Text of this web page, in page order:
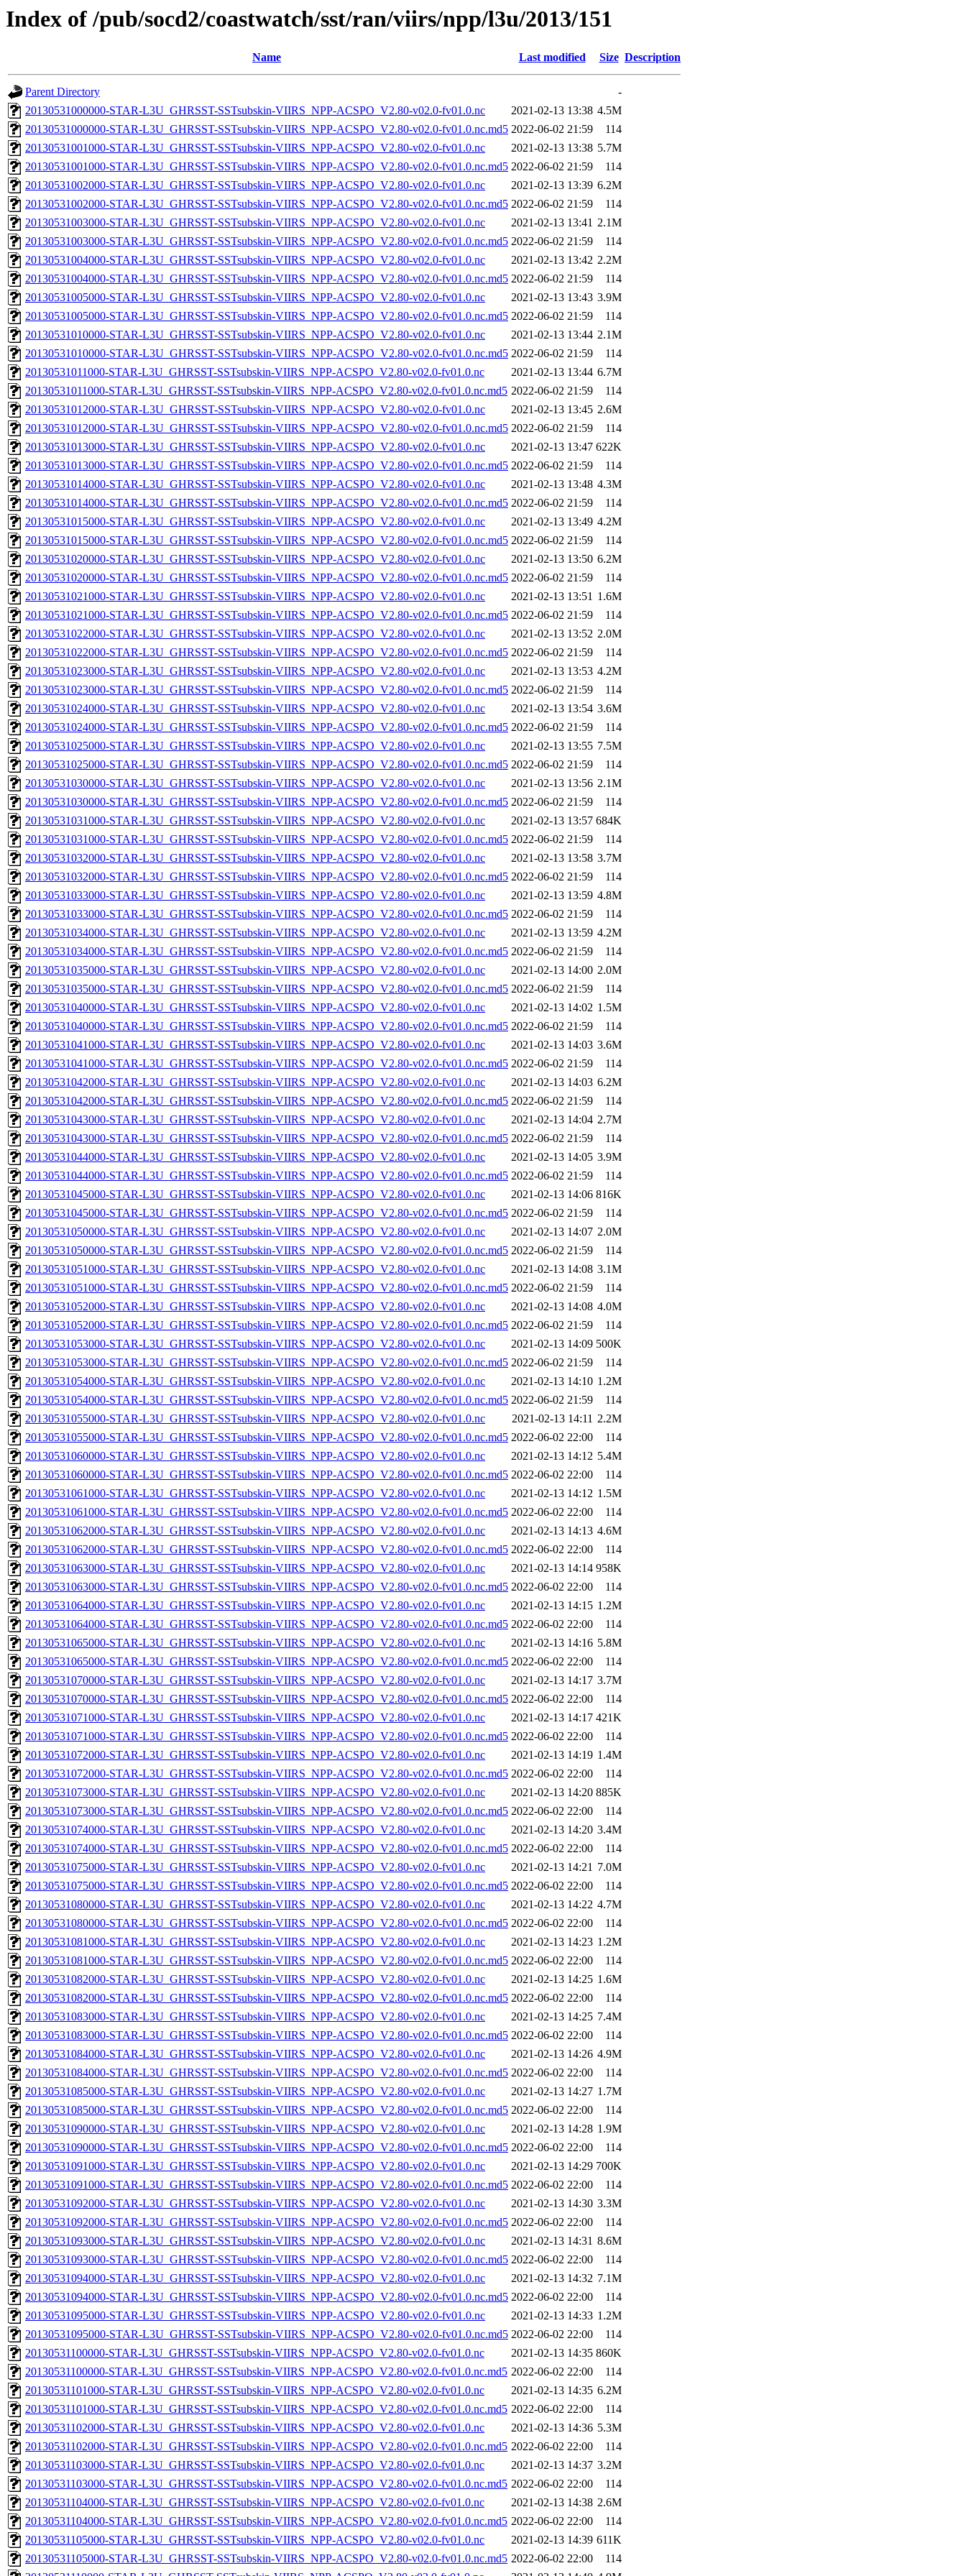
Index of /pub/socd2/coastwatch/sst/ran/viirs/npp/l3u/2013/151
Name Last modified Size Description
Parent Directory
-
20130531000000-STAR-L3U_GHRSST-SSTsubskin-VIIRS_NPP-ACSPO_V2.80-v02.0-fv01.0.nc
2021-02-13 13:38 4.5M
20130531000000-STAR-L3U_GHRSST-SSTsubskin-VIIRS_NPP-ACSPO_V2.80-v02.0-fv01.0.nc.md5 2022-06-02 21:59
114
20130531001000-STAR-L3U_GHRSST-SSTsubskin-VIIRS_NPP-ACSPO_V2.80-v02.0-fv01.0.nc
2021-02-13 13:38 5.7M
20130531001000-STAR-L3U_GHRSST-SSTsubskin-VIIRS_NPP-ACSPO_V2.80-v02.0-fv01.0.nc.md5 2022-06-02 21:59
114
20130531002000-STAR-L3U_GHRSST-SSTsubskin-VIIRS_NPP-ACSPO_V2.80-v02.0-fv01.0.nc
2021-02-13 13:39 6.2M
20130531002000-STAR-L3U_GHRSST-SSTsubskin-VIIRS_NPP-ACSPO_V2.80-v02.0-fv01.0.nc.md5 2022-06-02 21:59
114
20130531003000-STAR-L3U_GHRSST-SSTsubskin-VIIRS_NPP-ACSPO_V2.80-v02.0-fv01.0.nc
2021-02-13 13:41 2.1M
20130531003000-STAR-L3U_GHRSST-SSTsubskin-VIIRS_NPP-ACSPO_V2.80-v02.0-fv01.0.nc.md5 2022-06-02 21:59
114
20130531004000-STAR-L3U_GHRSST-SSTsubskin-VIIRS_NPP-ACSPO_V2.80-v02.0-fv01.0.nc
2021-02-13 13:42 2.2M
20130531004000-STAR-L3U_GHRSST-SSTsubskin-VIIRS_NPP-ACSPO_V2.80-v02.0-fv01.0.nc.md5 2022-06-02 21:59
114
20130531005000-STAR-L3U_GHRSST-SSTsubskin-VIIRS_NPP-ACSPO_V2.80-v02.0-fv01.0.nc
2021-02-13 13:43 3.9M
20130531005000-STAR-L3U_GHRSST-SSTsubskin-VIIRS_NPP-ACSPO_V2.80-v02.0-fv01.0.nc.md5 2022-06-02 21:59
114
20130531010000-STAR-L3U_GHRSST-SSTsubskin-VIIRS_NPP-ACSPO_V2.80-v02.0-fv01.0.nc
2021-02-13 13:44 2.1M
20130531010000-STAR-L3U_GHRSST-SSTsubskin-VIIRS_NPP-ACSPO_V2.80-v02.0-fv01.0.nc.md5 2022-06-02 21:59
114
20130531011000-STAR-L3U_GHRSST-SSTsubskin-VIIRS_NPP-ACSPO_V2.80-v02.0-fv01.0.nc
2021-02-13 13:44 6.7M
20130531011000-STAR-L3U_GHRSST-SSTsubskin-VIIRS_NPP-ACSPO_V2.80-v02.0-fv01.0.nc.md5 2022-06-02 21:59
114
20130531012000-STAR-L3U_GHRSST-SSTsubskin-VIIRS_NPP-ACSPO_V2.80-v02.0-fv01.0.nc
2021-02-13 13:45 2.6M
20130531012000-STAR-L3U_GHRSST-SSTsubskin-VIIRS_NPP-ACSPO_V2.80-v02.0-fv01.0.nc.md5 2022-06-02 21:59
114
20130531013000-STAR-L3U_GHRSST-SSTsubskin-VIIRS_NPP-ACSPO_V2.80-v02.0-fv01.0.nc
2021-02-13 13:47 622K
20130531013000-STAR-L3U_GHRSST-SSTsubskin-VIIRS_NPP-ACSPO_V2.80-v02.0-fv01.0.nc.md5 2022-06-02 21:59
114
20130531014000-STAR-L3U_GHRSST-SSTsubskin-VIIRS_NPP-ACSPO_V2.80-v02.0-fv01.0.nc
2021-02-13 13:48 4.3M
20130531014000-STAR-L3U_GHRSST-SSTsubskin-VIIRS_NPP-ACSPO_V2.80-v02.0-fv01.0.nc.md5 2022-06-02 21:59
114
20130531015000-STAR-L3U_GHRSST-SSTsubskin-VIIRS_NPP-ACSPO_V2.80-v02.0-fv01.0.nc
2021-02-13 13:49 4.2M
20130531015000-STAR-L3U_GHRSST-SSTsubskin-VIIRS_NPP-ACSPO_V2.80-v02.0-fv01.0.nc.md5 2022-06-02 21:59
114
20130531020000-STAR-L3U_GHRSST-SSTsubskin-VIIRS_NPP-ACSPO_V2.80-v02.0-fv01.0.nc
2021-02-13 13:50 6.2M
20130531020000-STAR-L3U_GHRSST-SSTsubskin-VIIRS_NPP-ACSPO_V2.80-v02.0-fv01.0.nc.md5 2022-06-02 21:59
114
20130531021000-STAR-L3U_GHRSST-SSTsubskin-VIIRS_NPP-ACSPO_V2.80-v02.0-fv01.0.nc
2021-02-13 13:51 1.6M
20130531021000-STAR-L3U_GHRSST-SSTsubskin-VIIRS_NPP-ACSPO_V2.80-v02.0-fv01.0.nc.md5 2022-06-02 21:59
114
20130531022000-STAR-L3U_GHRSST-SSTsubskin-VIIRS_NPP-ACSPO_V2.80-v02.0-fv01.0.nc
2021-02-13 13:52 2.0M
20130531022000-STAR-L3U_GHRSST-SSTsubskin-VIIRS_NPP-ACSPO_V2.80-v02.0-fv01.0.nc.md5 2022-06-02 21:59
114
20130531023000-STAR-L3U_GHRSST-SSTsubskin-VIIRS_NPP-ACSPO_V2.80-v02.0-fv01.0.nc
2021-02-13 13:53 4.2M
20130531023000-STAR-L3U_GHRSST-SSTsubskin-VIIRS_NPP-ACSPO_V2.80-v02.0-fv01.0.nc.md5 2022-06-02 21:59
114
20130531024000-STAR-L3U_GHRSST-SSTsubskin-VIIRS_NPP-ACSPO_V2.80-v02.0-fv01.0.nc
2021-02-13 13:54 3.6M
20130531024000-STAR-L3U_GHRSST-SSTsubskin-VIIRS_NPP-ACSPO_V2.80-v02.0-fv01.0.nc.md5 2022-06-02 21:59
114
20130531025000-STAR-L3U_GHRSST-SSTsubskin-VIIRS_NPP-ACSPO_V2.80-v02.0-fv01.0.nc
2021-02-13 13:55 7.5M
20130531025000-STAR-L3U_GHRSST-SSTsubskin-VIIRS_NPP-ACSPO_V2.80-v02.0-fv01.0.nc.md5 2022-06-02 21:59
114
20130531030000-STAR-L3U_GHRSST-SSTsubskin-VIIRS_NPP-ACSPO_V2.80-v02.0-fv01.0.nc
2021-02-13 13:56 2.1M
20130531030000-STAR-L3U_GHRSST-SSTsubskin-VIIRS_NPP-ACSPO_V2.80-v02.0-fv01.0.nc.md5 2022-06-02 21:59
114
20130531031000-STAR-L3U_GHRSST-SSTsubskin-VIIRS_NPP-ACSPO_V2.80-v02.0-fv01.0.nc
2021-02-13 13:57 684K
20130531031000-STAR-L3U_GHRSST-SSTsubskin-VIIRS_NPP-ACSPO_V2.80-v02.0-fv01.0.nc.md5 2022-06-02 21:59
114
20130531032000-STAR-L3U_GHRSST-SSTsubskin-VIIRS_NPP-ACSPO_V2.80-v02.0-fv01.0.nc
2021-02-13 13:58 3.7M
20130531032000-STAR-L3U_GHRSST-SSTsubskin-VIIRS_NPP-ACSPO_V2.80-v02.0-fv01.0.nc.md5 2022-06-02 21:59
114
20130531033000-STAR-L3U_GHRSST-SSTsubskin-VIIRS_NPP-ACSPO_V2.80-v02.0-fv01.0.nc
2021-02-13 13:59 4.8M
20130531033000-STAR-L3U_GHRSST-SSTsubskin-VIIRS_NPP-ACSPO_V2.80-v02.0-fv01.0.nc.md5 2022-06-02 21:59
114
20130531034000-STAR-L3U_GHRSST-SSTsubskin-VIIRS_NPP-ACSPO_V2.80-v02.0-fv01.0.nc
2021-02-13 13:59 4.2M
20130531034000-STAR-L3U_GHRSST-SSTsubskin-VIIRS_NPP-ACSPO_V2.80-v02.0-fv01.0.nc.md5 2022-06-02 21:59
114
20130531035000-STAR-L3U_GHRSST-SSTsubskin-VIIRS_NPP-ACSPO_V2.80-v02.0-fv01.0.nc
2021-02-13 14:00 2.0M
20130531035000-STAR-L3U_GHRSST-SSTsubskin-VIIRS_NPP-ACSPO_V2.80-v02.0-fv01.0.nc.md5 2022-06-02 21:59
114
20130531040000-STAR-L3U_GHRSST-SSTsubskin-VIIRS_NPP-ACSPO_V2.80-v02.0-fv01.0.nc
2021-02-13 14:02 1.5M
20130531040000-STAR-L3U_GHRSST-SSTsubskin-VIIRS_NPP-ACSPO_V2.80-v02.0-fv01.0.nc.md5 2022-06-02 21:59
114
20130531041000-STAR-L3U_GHRSST-SSTsubskin-VIIRS_NPP-ACSPO_V2.80-v02.0-fv01.0.nc
2021-02-13 14:03 3.6M
20130531041000-STAR-L3U_GHRSST-SSTsubskin-VIIRS_NPP-ACSPO_V2.80-v02.0-fv01.0.nc.md5 2022-06-02 21:59
114
20130531042000-STAR-L3U_GHRSST-SSTsubskin-VIIRS_NPP-ACSPO_V2.80-v02.0-fv01.0.nc
2021-02-13 14:03 6.2M
20130531042000-STAR-L3U_GHRSST-SSTsubskin-VIIRS_NPP-ACSPO_V2.80-v02.0-fv01.0.nc.md5 2022-06-02 21:59
114
20130531043000-STAR-L3U_GHRSST-SSTsubskin-VIIRS_NPP-ACSPO_V2.80-v02.0-fv01.0.nc
2021-02-13 14:04 2.7M
20130531043000-STAR-L3U_GHRSST-SSTsubskin-VIIRS_NPP-ACSPO_V2.80-v02.0-fv01.0.nc.md5 2022-06-02 21:59
114
20130531044000-STAR-L3U_GHRSST-SSTsubskin-VIIRS_NPP-ACSPO_V2.80-v02.0-fv01.0.nc
2021-02-13 14:05 3.9M
20130531044000-STAR-L3U_GHRSST-SSTsubskin-VIIRS_NPP-ACSPO_V2.80-v02.0-fv01.0.nc.md5 2022-06-02 21:59
114
20130531045000-STAR-L3U_GHRSST-SSTsubskin-VIIRS_NPP-ACSPO_V2.80-v02.0-fv01.0.nc
2021-02-13 14:06 816K
20130531045000-STAR-L3U_GHRSST-SSTsubskin-VIIRS_NPP-ACSPO_V2.80-v02.0-fv01.0.nc.md5 2022-06-02 21:59
114
20130531050000-STAR-L3U_GHRSST-SSTsubskin-VIIRS_NPP-ACSPO_V2.80-v02.0-fv01.0.nc
2021-02-13 14:07 2.0M
20130531050000-STAR-L3U_GHRSST-SSTsubskin-VIIRS_NPP-ACSPO_V2.80-v02.0-fv01.0.nc.md5 2022-06-02 21:59
114
20130531051000-STAR-L3U_GHRSST-SSTsubskin-VIIRS_NPP-ACSPO_V2.80-v02.0-fv01.0.nc
2021-02-13 14:08 3.1M
20130531051000-STAR-L3U_GHRSST-SSTsubskin-VIIRS_NPP-ACSPO_V2.80-v02.0-fv01.0.nc.md5 2022-06-02 21:59
114
20130531052000-STAR-L3U_GHRSST-SSTsubskin-VIIRS_NPP-ACSPO_V2.80-v02.0-fv01.0.nc
2021-02-13 14:08 4.0M
20130531052000-STAR-L3U_GHRSST-SSTsubskin-VIIRS_NPP-ACSPO_V2.80-v02.0-fv01.0.nc.md5 2022-06-02 21:59
114
20130531053000-STAR-L3U_GHRSST-SSTsubskin-VIIRS_NPP-ACSPO_V2.80-v02.0-fv01.0.nc
2021-02-13 14:09 500K
20130531053000-STAR-L3U_GHRSST-SSTsubskin-VIIRS_NPP-ACSPO_V2.80-v02.0-fv01.0.nc.md5 2022-06-02 21:59
114
20130531054000-STAR-L3U_GHRSST-SSTsubskin-VIIRS_NPP-ACSPO_V2.80-v02.0-fv01.0.nc
2021-02-13 14:10 1.2M
20130531054000-STAR-L3U_GHRSST-SSTsubskin-VIIRS_NPP-ACSPO_V2.80-v02.0-fv01.0.nc.md5 2022-06-02 21:59
114
20130531055000-STAR-L3U_GHRSST-SSTsubskin-VIIRS_NPP-ACSPO_V2.80-v02.0-fv01.0.nc
2021-02-13 14:11 2.2M
20130531055000-STAR-L3U_GHRSST-SSTsubskin-VIIRS_NPP-ACSPO_V2.80-v02.0-fv01.0.nc.md5 2022-06-02 22:00
114
20130531060000-STAR-L3U_GHRSST-SSTsubskin-VIIRS_NPP-ACSPO_V2.80-v02.0-fv01.0.nc
2021-02-13 14:12 5.4M
20130531060000-STAR-L3U_GHRSST-SSTsubskin-VIIRS_NPP-ACSPO_V2.80-v02.0-fv01.0.nc.md5 2022-06-02 22:00
114
20130531061000-STAR-L3U_GHRSST-SSTsubskin-VIIRS_NPP-ACSPO_V2.80-v02.0-fv01.0.nc
2021-02-13 14:12 1.5M
20130531061000-STAR-L3U_GHRSST-SSTsubskin-VIIRS_NPP-ACSPO_V2.80-v02.0-fv01.0.nc.md5 2022-06-02 22:00
114
20130531062000-STAR-L3U_GHRSST-SSTsubskin-VIIRS_NPP-ACSPO_V2.80-v02.0-fv01.0.nc
2021-02-13 14:13 4.6M
20130531062000-STAR-L3U_GHRSST-SSTsubskin-VIIRS_NPP-ACSPO_V2.80-v02.0-fv01.0.nc.md5 2022-06-02 22:00
114
20130531063000-STAR-L3U_GHRSST-SSTsubskin-VIIRS_NPP-ACSPO_V2.80-v02.0-fv01.0.nc
2021-02-13 14:14 958K
20130531063000-STAR-L3U_GHRSST-SSTsubskin-VIIRS_NPP-ACSPO_V2.80-v02.0-fv01.0.nc.md5 2022-06-02 22:00
114
20130531064000-STAR-L3U_GHRSST-SSTsubskin-VIIRS_NPP-ACSPO_V2.80-v02.0-fv01.0.nc
2021-02-13 14:15 1.2M
20130531064000-STAR-L3U_GHRSST-SSTsubskin-VIIRS_NPP-ACSPO_V2.80-v02.0-fv01.0.nc.md5 2022-06-02 22:00
114
20130531065000-STAR-L3U_GHRSST-SSTsubskin-VIIRS_NPP-ACSPO_V2.80-v02.0-fv01.0.nc
2021-02-13 14:16 5.8M
20130531065000-STAR-L3U_GHRSST-SSTsubskin-VIIRS_NPP-ACSPO_V2.80-v02.0-fv01.0.nc.md5 2022-06-02 22:00
114
20130531070000-STAR-L3U_GHRSST-SSTsubskin-VIIRS_NPP-ACSPO_V2.80-v02.0-fv01.0.nc
2021-02-13 14:17 3.7M
20130531070000-STAR-L3U_GHRSST-SSTsubskin-VIIRS_NPP-ACSPO_V2.80-v02.0-fv01.0.nc.md5 2022-06-02 22:00
114
20130531071000-STAR-L3U_GHRSST-SSTsubskin-VIIRS_NPP-ACSPO_V2.80-v02.0-fv01.0.nc
2021-02-13 14:17 421K
20130531071000-STAR-L3U_GHRSST-SSTsubskin-VIIRS_NPP-ACSPO_V2.80-v02.0-fv01.0.nc.md5 2022-06-02 22:00
114
20130531072000-STAR-L3U_GHRSST-SSTsubskin-VIIRS_NPP-ACSPO_V2.80-v02.0-fv01.0.nc
2021-02-13 14:19 1.4M
20130531072000-STAR-L3U_GHRSST-SSTsubskin-VIIRS_NPP-ACSPO_V2.80-v02.0-fv01.0.nc.md5 2022-06-02 22:00
114
20130531073000-STAR-L3U_GHRSST-SSTsubskin-VIIRS_NPP-ACSPO_V2.80-v02.0-fv01.0.nc
2021-02-13 14:20 885K
20130531073000-STAR-L3U_GHRSST-SSTsubskin-VIIRS_NPP-ACSPO_V2.80-v02.0-fv01.0.nc.md5 2022-06-02 22:00
114
20130531074000-STAR-L3U_GHRSST-SSTsubskin-VIIRS_NPP-ACSPO_V2.80-v02.0-fv01.0.nc
2021-02-13 14:20 3.4M
20130531074000-STAR-L3U_GHRSST-SSTsubskin-VIIRS_NPP-ACSPO_V2.80-v02.0-fv01.0.nc.md5 2022-06-02 22:00
114
20130531075000-STAR-L3U_GHRSST-SSTsubskin-VIIRS_NPP-ACSPO_V2.80-v02.0-fv01.0.nc
2021-02-13 14:21 7.0M
20130531075000-STAR-L3U_GHRSST-SSTsubskin-VIIRS_NPP-ACSPO_V2.80-v02.0-fv01.0.nc.md5 2022-06-02 22:00
114
20130531080000-STAR-L3U_GHRSST-SSTsubskin-VIIRS_NPP-ACSPO_V2.80-v02.0-fv01.0.nc
2021-02-13 14:22 4.7M
20130531080000-STAR-L3U_GHRSST-SSTsubskin-VIIRS_NPP-ACSPO_V2.80-v02.0-fv01.0.nc.md5 2022-06-02 22:00
114
20130531081000-STAR-L3U_GHRSST-SSTsubskin-VIIRS_NPP-ACSPO_V2.80-v02.0-fv01.0.nc
2021-02-13 14:23 1.2M
20130531081000-STAR-L3U_GHRSST-SSTsubskin-VIIRS_NPP-ACSPO_V2.80-v02.0-fv01.0.nc.md5 2022-06-02 22:00
114
20130531082000-STAR-L3U_GHRSST-SSTsubskin-VIIRS_NPP-ACSPO_V2.80-v02.0-fv01.0.nc
2021-02-13 14:25 1.6M
20130531082000-STAR-L3U_GHRSST-SSTsubskin-VIIRS_NPP-ACSPO_V2.80-v02.0-fv01.0.nc.md5 2022-06-02 22:00
114
20130531083000-STAR-L3U_GHRSST-SSTsubskin-VIIRS_NPP-ACSPO_V2.80-v02.0-fv01.0.nc
2021-02-13 14:25 7.4M
20130531083000-STAR-L3U_GHRSST-SSTsubskin-VIIRS_NPP-ACSPO_V2.80-v02.0-fv01.0.nc.md5 2022-06-02 22:00
114
20130531084000-STAR-L3U_GHRSST-SSTsubskin-VIIRS_NPP-ACSPO_V2.80-v02.0-fv01.0.nc
2021-02-13 14:26 4.9M
20130531084000-STAR-L3U_GHRSST-SSTsubskin-VIIRS_NPP-ACSPO_V2.80-v02.0-fv01.0.nc.md5 2022-06-02 22:00
114
20130531085000-STAR-L3U_GHRSST-SSTsubskin-VIIRS_NPP-ACSPO_V2.80-v02.0-fv01.0.nc
2021-02-13 14:27 1.7M
20130531085000-STAR-L3U_GHRSST-SSTsubskin-VIIRS_NPP-ACSPO_V2.80-v02.0-fv01.0.nc.md5 2022-06-02 22:00
114
20130531090000-STAR-L3U_GHRSST-SSTsubskin-VIIRS_NPP-ACSPO_V2.80-v02.0-fv01.0.nc
2021-02-13 14:28 1.9M
20130531090000-STAR-L3U_GHRSST-SSTsubskin-VIIRS_NPP-ACSPO_V2.80-v02.0-fv01.0.nc.md5 2022-06-02 22:00
114
20130531091000-STAR-L3U_GHRSST-SSTsubskin-VIIRS_NPP-ACSPO_V2.80-v02.0-fv01.0.nc
2021-02-13 14:29 700K
20130531091000-STAR-L3U_GHRSST-SSTsubskin-VIIRS_NPP-ACSPO_V2.80-v02.0-fv01.0.nc.md5 2022-06-02 22:00
114
20130531092000-STAR-L3U_GHRSST-SSTsubskin-VIIRS_NPP-ACSPO_V2.80-v02.0-fv01.0.nc
2021-02-13 14:30 3.3M
20130531092000-STAR-L3U_GHRSST-SSTsubskin-VIIRS_NPP-ACSPO_V2.80-v02.0-fv01.0.nc.md5 2022-06-02 22:00
114
20130531093000-STAR-L3U_GHRSST-SSTsubskin-VIIRS_NPP-ACSPO_V2.80-v02.0-fv01.0.nc
2021-02-13 14:31 8.6M
20130531093000-STAR-L3U_GHRSST-SSTsubskin-VIIRS_NPP-ACSPO_V2.80-v02.0-fv01.0.nc.md5 2022-06-02 22:00
114
20130531094000-STAR-L3U_GHRSST-SSTsubskin-VIIRS_NPP-ACSPO_V2.80-v02.0-fv01.0.nc
2021-02-13 14:32 7.1M
20130531094000-STAR-L3U_GHRSST-SSTsubskin-VIIRS_NPP-ACSPO_V2.80-v02.0-fv01.0.nc.md5 2022-06-02 22:00
114
20130531095000-STAR-L3U_GHRSST-SSTsubskin-VIIRS_NPP-ACSPO_V2.80-v02.0-fv01.0.nc
2021-02-13 14:33 1.2M
20130531095000-STAR-L3U_GHRSST-SSTsubskin-VIIRS_NPP-ACSPO_V2.80-v02.0-fv01.0.nc.md5 2022-06-02 22:00
114
20130531100000-STAR-L3U_GHRSST-SSTsubskin-VIIRS_NPP-ACSPO_V2.80-v02.0-fv01.0.nc
2021-02-13 14:35 860K
20130531100000-STAR-L3U_GHRSST-SSTsubskin-VIIRS_NPP-ACSPO_V2.80-v02.0-fv01.0.nc.md5 2022-06-02 22:00
114
20130531101000-STAR-L3U_GHRSST-SSTsubskin-VIIRS_NPP-ACSPO_V2.80-v02.0-fv01.0.nc
2021-02-13 14:35 6.2M
20130531101000-STAR-L3U_GHRSST-SSTsubskin-VIIRS_NPP-ACSPO_V2.80-v02.0-fv01.0.nc.md5 2022-06-02 22:00
114
20130531102000-STAR-L3U_GHRSST-SSTsubskin-VIIRS_NPP-ACSPO_V2.80-v02.0-fv01.0.nc
2021-02-13 14:36 5.3M
20130531102000-STAR-L3U_GHRSST-SSTsubskin-VIIRS_NPP-ACSPO_V2.80-v02.0-fv01.0.nc.md5 2022-06-02 22:00
114
20130531103000-STAR-L3U_GHRSST-SSTsubskin-VIIRS_NPP-ACSPO_V2.80-v02.0-fv01.0.nc
2021-02-13 14:37 3.2M
20130531103000-STAR-L3U_GHRSST-SSTsubskin-VIIRS_NPP-ACSPO_V2.80-v02.0-fv01.0.nc.md5 2022-06-02 22:00
114
20130531104000-STAR-L3U_GHRSST-SSTsubskin-VIIRS_NPP-ACSPO_V2.80-v02.0-fv01.0.nc
2021-02-13 14:38 2.6M
20130531104000-STAR-L3U_GHRSST-SSTsubskin-VIIRS_NPP-ACSPO_V2.80-v02.0-fv01.0.nc.md5 2022-06-02 22:00
114
20130531105000-STAR-L3U_GHRSST-SSTsubskin-VIIRS_NPP-ACSPO_V2.80-v02.0-fv01.0.nc
2021-02-13 14:39 611K
20130531105000-STAR-L3U_GHRSST-SSTsubskin-VIIRS_NPP-ACSPO_V2.80-v02.0-fv01.0.nc.md5 2022-06-02 22:00
114